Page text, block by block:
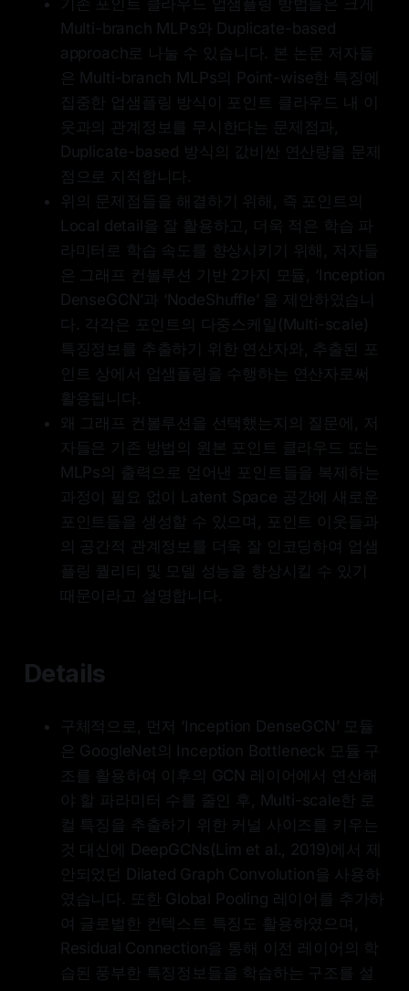
기존 포인트 클라우드 업샘플링 방법들은 크게
Multi-branch MLPs와 Duplicate-based
approach로 나눌 수 있습니다. 본 논문 저자들
은 Multi-branch MLPs의 Point-wise한 특징에
집중한 업샘플링 방식이 포인트 클라우드 내 이
웃과의 관계정보를 무시한다는 문제점과,
Duplicate-based 방식의 값비싼 연산량을 문제
점으로 지적합니다.
위의 문제점들을 해결하기 위해, 즉 포인트의
Local detail을 잘 활용하고, 더욱 적은 학습 파
라미터로 학습 속도를 향상시키기 위해, 저자들
은 그래프 컨볼루션 기반 2가지 모듈, ‘Inception
DenseGCN’과 ‘NodeShuffle’ 을 제안하였습니
다. 각각은 포인트의 다중스케일(Multi-scale)
특징정보를 추출하기 위한 연산자와, 추출된 포
인트 상에서 업샘플링을 수행하는 연산자로써
활용됩니다.
왜 그래프 컨볼루션을 선택했는지의 질문에, 저
자들은 기존 방법의 원본 포인트 클라우드 또는
MLPs의 출력으로 얻어낸 포인트들을 복제하는
과정이 필요 없이 Latent Space 공간에 새로운
포인트들을 생성할 수 있으며, 포인트 이웃들과
의 공간적 관계정보를 더욱 잘 인코딩하여 업샘
플링 퀄리티 및 모델 성능을 향상시킬 수 있기
때문이라고 설명합니다.
Details
구체적으로, 먼저 ‘Inception DenseGCN’ 모듈
은 GoogleNet의 Inception Bottleneck 모듈 구
조를 활용하여 이후의 GCN 레이어에서 연산해
야 할 파라미터 수를 줄인 후, Multi-scale한 로
컬 특징을 추출하기 위한 커널 사이즈를 키우는
것 대신에 DeepGCNs(Lim et al., 2019)에서 제
안되었던 Dilated Graph Convolution을 사용하
였습니다. 또한 Global Pooling 레이어를 추가하
여 글로벌한 컨텍스트 특징도 활용하였으며,
Residual Connection을 통해 이전 레이어의 학
습된 풍부한 특징정보들을 학습하는 구조를 설